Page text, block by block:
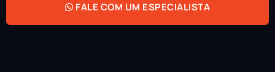
FALE COM UM ESPECIALISTA